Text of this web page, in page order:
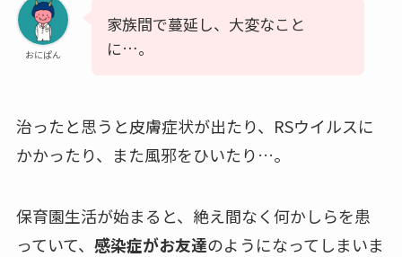
おにぱん
家族間で蔓延し、大変なこと
に…。
治ったと思うと皮膚症状が出たり、RSウイルスに
かかったり、また風邪をひいたり…。
保育園生活が始まると、絶え間なく何かしらを患
っていて、 感染症がお友達のようになってしまいま